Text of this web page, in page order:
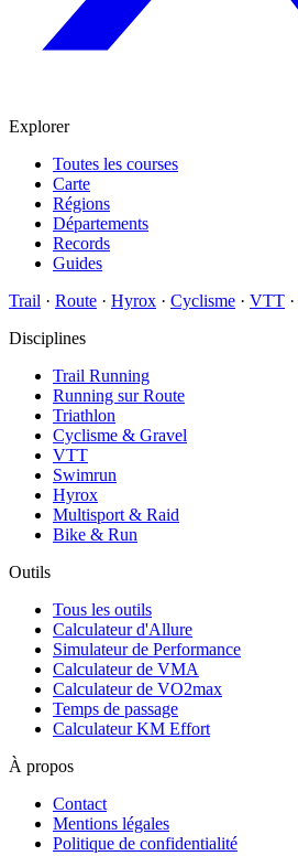
Explorer
Toutes les courses
Carte
Régions
Départements
Records
Guides
Trail · Route · Hyrox · Cyclisme · VTT ·
Disciplines
Trail Running
Running sur Route
Triathlon
Cyclisme & Gravel
VTT
Swimrun
Hyrox
Multisport & Raid
Bike & Run
Outils
Tous les outils
Calculateur d'Allure
Simulateur de Performance
Calculateur de VMA
Calculateur de VO2max
Temps de passage
Calculateur KM Effort
À propos
Contact
Mentions légales
Politique de confidentialité